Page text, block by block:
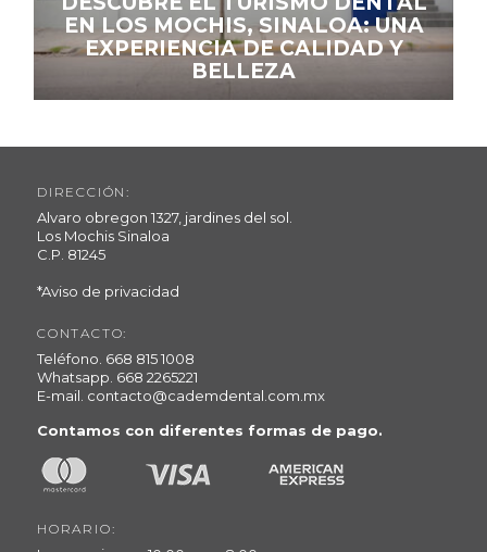
EN LOS MOCHIS, SINALOA: UNA
EXPERIENCIA DE CALIDAD Y
BELLEZA
DIRECCIÓN:
Alvaro obregon 1327, jardines del sol.
Los Mochis Sinaloa
C.P. 81245
*Aviso de privacidad
CONTACTO:
Teléfono. 668 815 1008
Whatsapp. 668 2265221
E-mail. contacto@cademdental.com.mx
Contamos con diferentes formas de pago.
HORARIO: